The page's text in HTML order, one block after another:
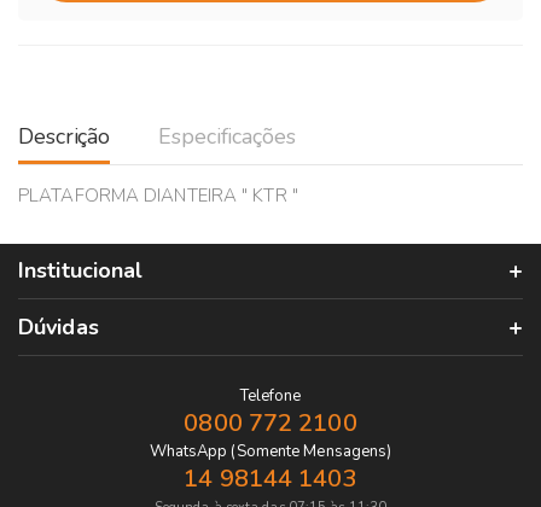
Descrição Especificações
PLATAFORMA DIANTEIRA " KTR "
Institucional
Dúvidas
Telefone
0800 772 2100
WhatsApp (Somente Mensagens)
14 98144 1403